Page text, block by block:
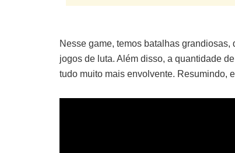
Nesse game, temos batalhas
jogos de luta. Além disso, a quantidade
tudo muito mais envolvente. Resumindo,